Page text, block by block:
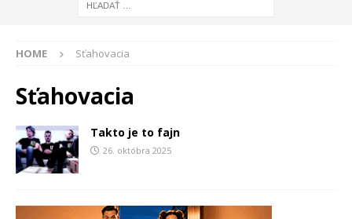
HOME Sťahovacia
Sťahovacia
Takto je to fajn
26. októbra 2025